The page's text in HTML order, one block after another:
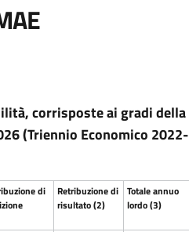
corrisposte ai gradi della
(Triennio Economico 2022-
di
Retribuzione di
risultato (2)
Totale annuo
lordo (3)